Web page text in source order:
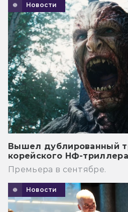
Новости
Вышел дублированный
корейского НФ-
Премьера в сентябре.
Новости